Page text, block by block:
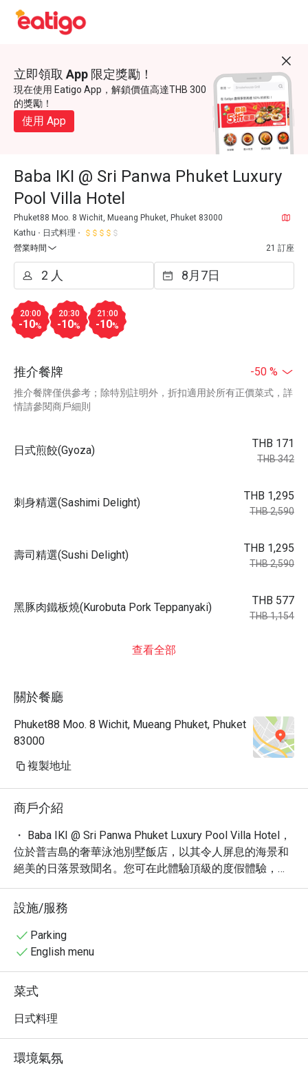
立即領取 App 限定獎勵！
現在使用 Eatigo App，解鎖價值高達THB 300
的獎勵！
使用 App
Baba IKI @ Sri Panwa Phuket Luxury
Pool Villa Hotel
Phuket88 Moo. 8 Wichit, Mueang Phuket, Phuket 83000
Kathu
日式料理
營業時間
21 訂座
20:00
-10%
20:30
-10%
21:00
-10%
推介餐牌 -50 %
推介餐牌僅供參考；除特別註明外，折扣適用於所有正價菜式，詳
情請參閱商戶細則
日式煎餃(Gyoza)
THB 171
THB 342
刺身精選(Sashimi Delight)
THB 1,295
THB 2,590
壽司精選(Sushi Delight)
THB 1,295
THB 2,590
黑豚肉鐵板燒(Kurobuta Pork Teppanyaki)
THB 577
THB 1,154
查看全部
關於餐廳
Phuket88 Moo. 8 Wichit, Mueang Phuket, Phuket
83000
複製地址
商戶介紹
・ Baba IKI @ Sri Panwa Phuket Luxury Pool Villa Hotel，
位於普吉島的奢華泳池別墅飯店，以其令人屏息的海景和
絕美的日落景致聞名。您可在此體驗頂級的度假體驗，享
受無與倫比的寧靜與放鬆。
・ 這裡不僅提供無可挑剔的住宿，更匯聚了令人驚豔的美
食，讓您的味蕾也跟著一同旅行。體驗五星級的享受，感
受渡假村的悠閒氛圍，這裡更是捕捉美麗瞬間與海景的絕
佳地點。
您在 Baba IKI @ Sri Panwa Phuket Luxury Pool Villa Hotel
體驗極致的奢華與美味，創造難忘的回憶。
設施/服務
Parking
English menu
菜式
日式料理
環境氣氛